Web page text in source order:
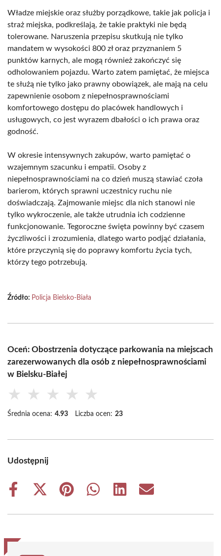
Władze miejskie oraz służby porządkowe, takie jak policja i
straż miejska, podkreślają, że takie praktyki nie będą
tolerowane. Naruszenia przepisu skutkują nie tylko
mandatem w wysokości 800 zł oraz przyznaniem 5
punktów karnych, ale mogą również zakończyć się
odholowaniem pojazdu. Warto zatem pamiętać, że miejsca
te służą nie tylko jako prawny obowiązek, ale mają na celu
zapewnienie osobom z niepełnosprawnościami
komfortowego dostępu do placówek handlowych i
usługowych, co jest wyrazem dbałości o ich prawa oraz
godność.
W okresie intensywnych zakupów, warto pamiętać o
wzajemnym szacunku i empatii. Osoby z
niepełnosprawnościami na co dzień muszą stawiać czoła
barierom, których sprawni uczestnicy ruchu nie
doświadczają. Zajmowanie miejsc dla nich stanowi nie
tylko wykroczenie, ale także utrudnia ich codzienne
funkcjonowanie. Tegoroczne święta powinny być czasem
życzliwości i zrozumienia, dlatego warto podjąć działania,
które przyczynią się do poprawy komfortu życia tych,
którzy tego potrzebują.
Źródło: Policja Bielsko-Biała
Oceń: Obostrzenia dotyczące parkowania na miejscach
zarezerwowanych dla osób z niepełnosprawnościami
w Bielsku-Białej
★ ★ ★ ★ ★
Średnia ocena: 4.93 Liczba ocen: 23
Udostępnij
Share
Share
(Twitter)
Share
Share
Share
Share